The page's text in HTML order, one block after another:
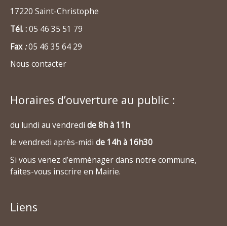
17220 Saint-Christophe
Tél. :05 46 35 51 79
Fax:05 46 35 64 29
Nous contacter
Horaires d’ouverture au public :
du lundi au vendredi de 8h à 11h
le vendredi après-midi de 14h à 16h30
Si vous venez d’emménager dans notre commune,
faites-vous inscrire en Mairie.
Liens